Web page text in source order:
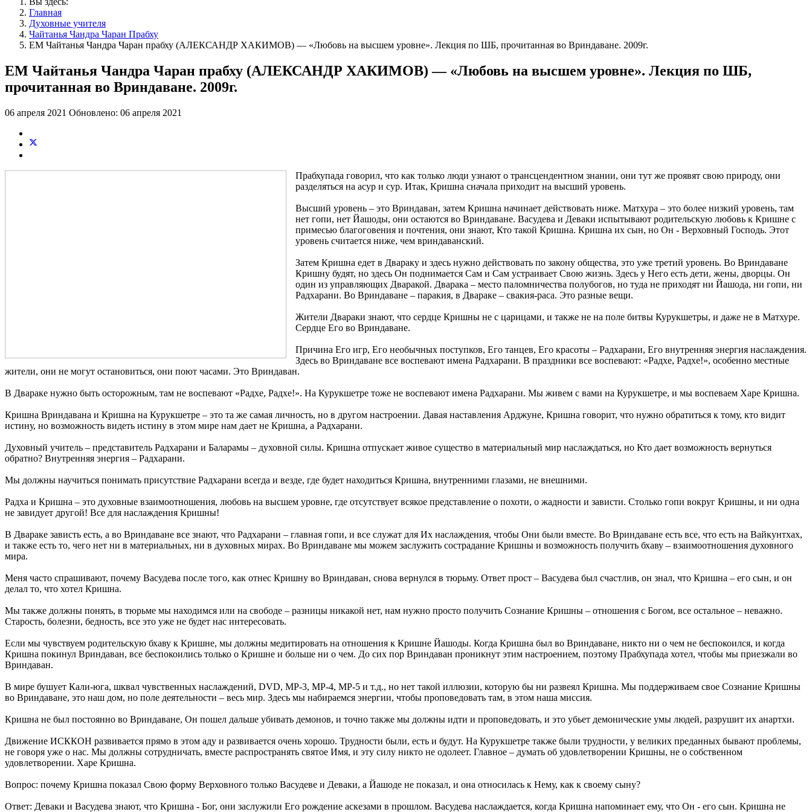
Главная
Духовные учителя
Чайтанья Чандра Чаран Прабху
ЕМ Чайтанья Чандра Чаран прабху (АЛЕКСАНДР ХАКИМОВ) — «Любовь на высшем уровне». Лекция по ШБ, прочитанная во Вриндаване. 2009г.
ЕМ Чайтанья Чандра Чаран прабху (АЛЕКСАНДР ХАКИМОВ) — «Любовь на высшем уровне». Лекция по ШБ,
прочитанная во Вриндаване. 2009г.
06 апреля 2021 Обновлено: 06 апреля 2021
Прабхупада говорил, что как только люди узнают о трансцендентном знании, они тут же проявят свою природу, они
разделяться на асур и сур. Итак, Кришна сначала приходит на высший уровень.
Высший уровень – это Вриндаван, затем Кришна начинает действовать ниже. Матхура – это более низкий уровень, там
нет гопи, нет Йашоды, они остаются во Вриндаване. Васудева и Деваки испытывают родительскую любовь к Кришне с
примесью благоговения и почтения, они знают, Кто такой Кришна. Кришна их сын, но Он - Верховный Господь. Этот
уровень считается ниже, чем вриндаванский.
Затем Кришна едет в Двараку и здесь нужно действовать по закону общества, это уже третий уровень. Во Вриндаване
Кришну будят, но здесь Он поднимается Сам и Сам устраивает Свою жизнь. Здесь у Него есть дети, жены, дворцы. Он
один из управляющих Дваракой. Дварака – место паломничества полубогов, но туда не приходят ни Йашода, ни гопи, ни
Радхарани. Во Вриндаване – паракия, в Двараке – свакия-раса. Это разные вещи.
Жители Двараки знают, что сердце Кришны не с царицами, и также не на поле битвы Курукшетры, и даже не в Матхуре.
Сердце Его во Вриндаване.
Причина Его игр, Его необычных поступков, Его танцев, Его красоты – Радхарани, Его внутренняя энергия наслаждения.
Здесь во Вриндаване все воспевают имена Радхарани. В праздники все воспевают: «Радхе, Радхе!», особенно местные
жители, они не могут остановиться, они поют часами. Это Вриндаван.
В Двараке нужно быть осторожным, там не воспевают «Радхе, Радхе!». На Курукшетре тоже не воспевают имена Радхарани. Мы живем с вами на Курукшетре, и мы воспеваем Харе Кришна.
Кришна Вриндавана и Кришна на Курукшетре – это та же самая личность, но в другом настроении. Давая наставления Арджуне, Кришна говорит, что нужно обратиться к тому, кто видит
истину, но возможность видеть истину в этом мире нам дает не Кришна, а Радхарани.
Духовный учитель – представитель Радхарани и Баларамы – духовной силы. Кришна отпускает живое существо в материальный мир наслаждаться, но Кто дает возможность вернуться
обратно? Внутренняя энергия – Радхарани.
Мы должны научиться понимать присутствие Радхарани всегда и везде, где будет находиться Кришна, внутренними глазами, не внешними.
Радха и Кришна – это духовные взаимоотношения, любовь на высшем уровне, где отсутствует всякое представление о похоти, о жадности и зависти. Столько гопи вокруг Кришны, и ни одна
не завидует другой! Все для наслаждения Кришны!
В Двараке зависть есть, а во Вриндаване все знают, что Радхарани – главная гопи, и все служат для Их наслаждения, чтобы Они были вместе. Во Вриндаване есть все, что есть на Вайкунтхах,
и также есть то, чего нет ни в материальных, ни в духовных мирах. Во Вриндаване мы можем заслужить сострадание Кришны и возможность получить бхаву – взаимоотношения духовного
мира.
Меня часто спрашивают, почему Васудева после того, как отнес Кришну во Вриндаван, снова вернулся в тюрьму. Ответ прост – Васудева был счастлив, он знал, что Кришна – его сын, и он
делал то, что хотел Кришна.
Мы также должны понять, в тюрьме мы находимся или на свободе – разницы никакой нет, нам нужно просто получить Сознание Кришны – отношения с Богом, все остальное – неважно.
Старость, болезни, бедность, все это уже не будет нас интересовать.
Если мы чувствуем родительскую бхаву к Кришне, мы должны медитировать на отношения к Кришне Йашоды. Когда Кришна был во Вриндаване, никто ни о чем не беспокоился, и когда
Кришна покинул Вриндаван, все беспокоились только о Кришне и больше ни о чем. До сих пор Вриндаван проникнут этим настроением, поэтому Прабхупада хотел, чтобы мы приезжали во
Вриндаван.
В мире бушует Кали-юга, шквал чувственных наслаждений, DVD, МР-3, МР-4, МР-5 и т.д., но нет такой иллюзии, которую бы ни развеял Кришна. Мы поддерживаем свое Сознание Кришны
во Вриндаване, это наш дом, но поле деятельности – весь мир. Здесь мы набираемся энергии, чтобы проповедовать там, в этом наша миссия.
Кришна не был постоянно во Вриндаване, Он пошел дальше убивать демонов, и точно также мы должны идти и проповедовать, и это убьет демонические умы людей, разрушит их анартхи.
Движение ИСККОН развивается прямо в этом аду и развивается очень хорошо. Трудности были, есть и будут. На Курукшетре также были трудности, у великих преданных бывают проблемы,
не говоря уже о нас. Мы должны сотрудничать, вместе распространять святое Имя, и эту силу никто не одолеет. Главное – думать об удовлетворении Кришны, не о собственном
удовлетворении. Харе Кришна.
Вопрос: почему Кришна показал Свою форму Верховного только Васудеве и Деваки, а Йашоде не показал, и она относилась к Нему, как к своему сыну?
Ответ: Деваки и Васудева знают, что Кришна - Бог, они заслужили Его рождение аскезами в прошлом. Васудева наслаждается, когда Кришна напоминает ему, что Он - его сын. Кришна не